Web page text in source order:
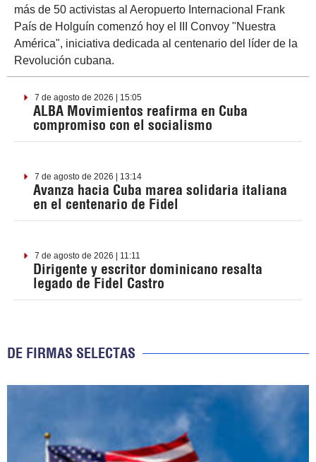
más de 50 activistas al Aeropuerto Internacional Frank
País de Holguín comenzó hoy el III Convoy "Nuestra
América", iniciativa dedicada al centenario del líder de la
Revolución cubana.
7 de agosto de 2026 | 15:05
ALBA Movimientos reafirma en Cuba
compromiso con el socialismo
7 de agosto de 2026 | 13:14
Avanza hacia Cuba marea solidaria italiana
en el centenario de Fidel
7 de agosto de 2026 | 11:11
Dirigente y escritor dominicano resalta
legado de Fidel Castro
DE FIRMAS SELECTAS